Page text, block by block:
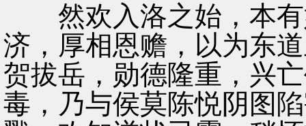
然欢入洛之始，本有
济，厚相恩赡，以为东
贺拔岳，勋德隆重，兴
毒，乃与侯莫陈悦阴图